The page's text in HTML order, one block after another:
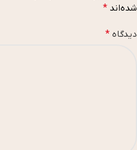
شده‌اند *
دیدگاه *